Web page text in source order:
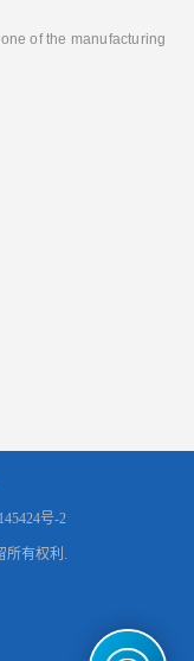
of the manufacturing
号-2
所有权利.